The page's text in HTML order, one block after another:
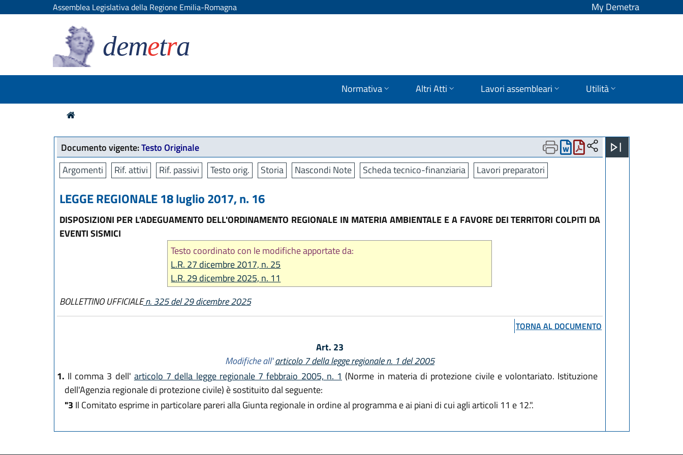
Assemblea Legislativa della Regione Emilia-Romagna My Demetra
demetra
Normativa Altri Atti Lavori assembleari Utilità
Documento vigente:Testo Originale
Argomenti
Rif. attivi Rif. passivi Testo orig. Storia Nascondi Note Scheda tecnico-finanziaria Lavori preparatori
LEGGE REGIONALE 18 luglio 2017, n. 16
DISPOSIZIONI PER L'ADEGUAMENTO DELL'ORDINAMENTO REGIONALE IN MATERIA AMBIENTALE E A FAVORE DEI TERRITORI COLPITI DA
EVENTI SISMICI
Testo coordinato con le modifiche apportate da:
L.R. 27 dicembre 2017, n. 25
L.R. 29 dicembre 2025, n. 11
BOLLETTINO UFFICIALEn. 325 del 29 dicembre 2025
TORNA AL DOCUMENTO
Art. 23
Modifiche all'articolo 7 della legge regionale n. 1 del 2005
1. Il comma 3 dell' articolo 7 della legge regionale 7 febbraio 2005, n. 1 (Norme in materia di protezione civile e volontariato. Istituzione
dell'Agenzia regionale di protezione civile) è sostituito dal seguente:
"3 Il Comitato esprime in particolare pareri alla Giunta regionale in ordine al programma e ai piani di cui agli articoli 11 e 12.".